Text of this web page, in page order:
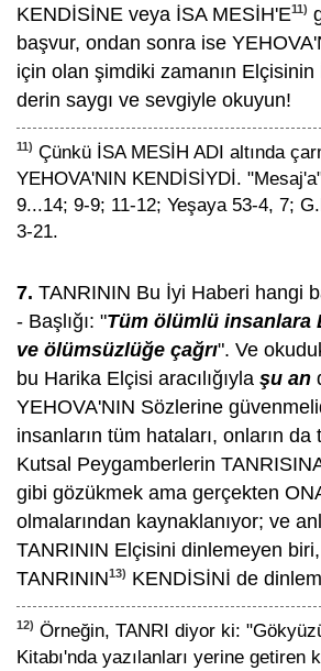
KENDİSİNE veya İSA MESİH'E11)
başvur, ondan sonra ise
için olan şimdiki zamanın
derin saygı ve sevgiyle okuyun!
11) Çünkü İSA MESİH ADI altında
YEHOVA'NIN KENDİSİYDİ.
9...14; 9-9; 11-12; Yeşaya 53-4, 7;
3-21.
7. TANRININ Bu İyi Haberi hangi
- Başlığı: "Tüm ölümlü insanlara
ve ölümsüzlüğe çağrı". Ve
bu Harika Elçisi aracılığıyla şu an
YEHOVA'NIN Sözlerine
insanların tüm hataları, onların da
Kutsal Peygamberlerin
gibi gözükmek ama gerçekten
olmalarından kaynaklanıyor; ve
TANRININ Elçisini dinlemeyen
TANRININ13) KENDİSİNİ de
12) Örneğin, TANRI diyor ki:
Kitabı'nda yazılanları yerine getiren